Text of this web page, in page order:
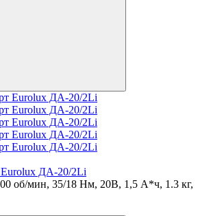
Eurolux ДА-20/2Li
об/мин, 35/18 Нм, 20В, 1,5 А*ч, 1.3 кг,